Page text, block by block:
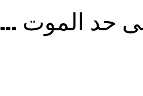
حد الموت …